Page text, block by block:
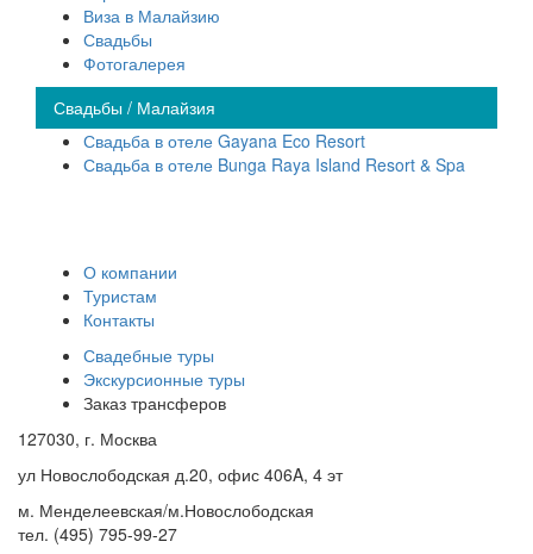
Виза в Малайзию
Свадьбы
Фотогалерея
Свадьбы / Малайзия
Свадьба в отеле Gayana Eco Resort
Свадьба в отеле Bunga Raya Island Resort & Spa
О компании
Туристам
Контакты
Свадебные туры
Экскурсионные туры
Заказ трансферов
127030, г. Москва
ул Новослободская д.20, офис 406A, 4 эт
м. Менделеевская/м.Новослободская
тел. (495) 795-99-27